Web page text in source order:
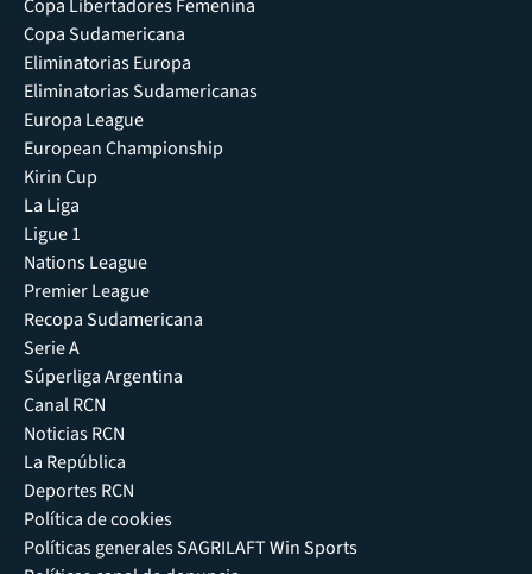
Copa Libertadores Femenina
Copa Sudamericana
Eliminatorias Europa
Eliminatorias Sudamericanas
Europa League
European Championship
Kirin Cup
La Liga
Ligue 1
Nations League
Premier League
Recopa Sudamericana
Serie A
Súperliga Argentina
Canal RCN
Noticias RCN
La República
Deportes RCN
Política de cookies
Políticas generales SAGRILAFT Win Sports